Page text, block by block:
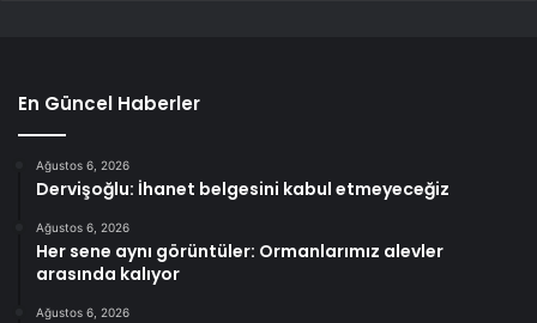
En Güncel Haberler
Ağustos 6, 2026
Dervişoğlu: İhanet belgesini kabul etmeyeceğiz
Ağustos 6, 2026
Her sene aynı görüntüler: Ormanlarımız alevler
arasında kalıyor
Ağustos 6, 2026